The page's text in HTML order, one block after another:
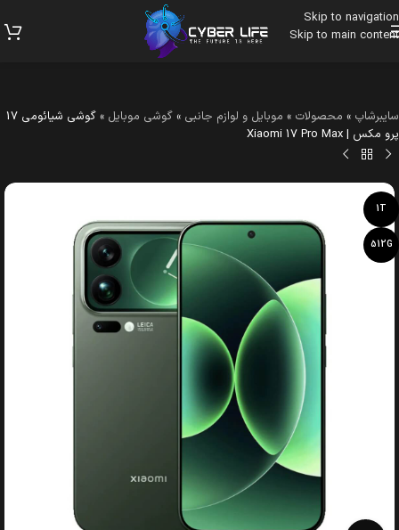
Skip to navigation
Skip to main content
سایبرشاپ » محصولات » موبایل و لوازم جانبی » گوشی موبایل »
گوشی شیائومی 17
پرو مکس | Xiaomi 17 Pro Max
1T
512G